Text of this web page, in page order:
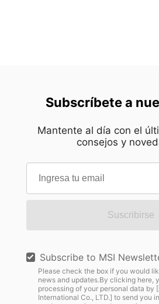
Subscríbete a
Mantente al día con el
consejos y
Suscribirse
Subscribe to MSI
Please check the box if you would
news and updates.By clicking here,
processing of your personal data by
International Co., LTD.] to send you